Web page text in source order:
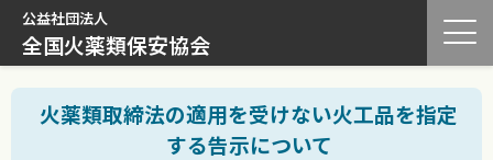
公益社団法人
全国火薬類保安協会
火薬類取締法の適用を受けない火工品を指定
する告示について